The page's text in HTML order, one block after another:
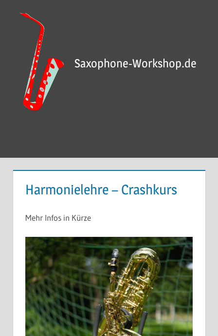
Saxophone-Workshop.de
Harmonielehre – Crashkurs
Mehr Infos in Kürze